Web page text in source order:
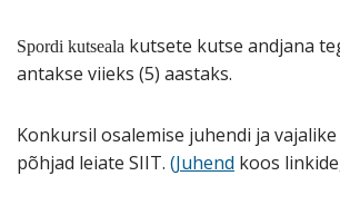
Spordi kutseala kutsete kutse andjana
antakse viieks (5) aastaks.
Konkursil osalemise juhendi ja
põhjad leiate SIIT. (Juhend koos